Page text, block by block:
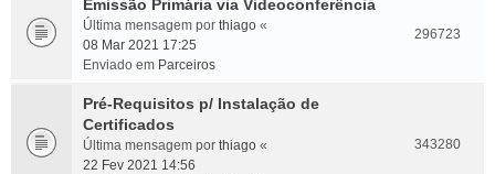
Emissão Primária via Videoconferência
Última mensagem por thiago «
08 Mar 2021 17:25
Enviado em Parceiros
296723
Pré-Requisitos p/ Instalação de
Certificados
Última mensagem por thiago «
22 Fev 2021 14:56
343280